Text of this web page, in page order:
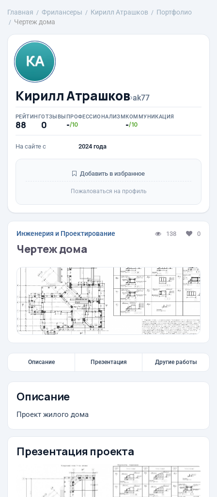
Главная Фрилансеры Кирилл Атрашков
Портфолио
Чертеж дома
Кирилл Атрашков›ak77
РЕЙТИНГ
88
ОТЗЫВЫ
0
ПРОФЕССИОНАЛИЗМ
-/10
КОММУНИКАЦИЯ
-/10
На сайте с 2024 года
Добавить в избранное
Пожаловаться на профиль
Инженерия и Проектирование 138 0
Чертеж дома
Описание Презентация Другие работы
Описание
Проект жилого дома
Презентация проекта